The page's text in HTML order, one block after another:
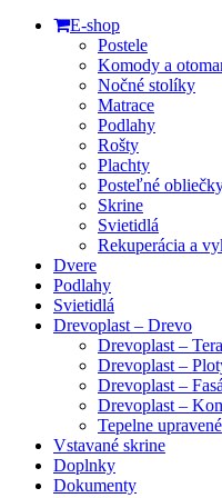
Close
E-shop
Postele
Komody a
Nočné stolíky
Matrace
Podlahy
Rošty
Plachty
Posteľné
Skrine
Svietidlá
Rekuperácia a
Dvere
Podlahy
Svietidlá
Drevoplast – Drevo
Drevoplast –
Drevoplast –
Drevoplast –
Drevoplast –
Tepelne
Vstavané skrine
Doplnky
Dokumenty